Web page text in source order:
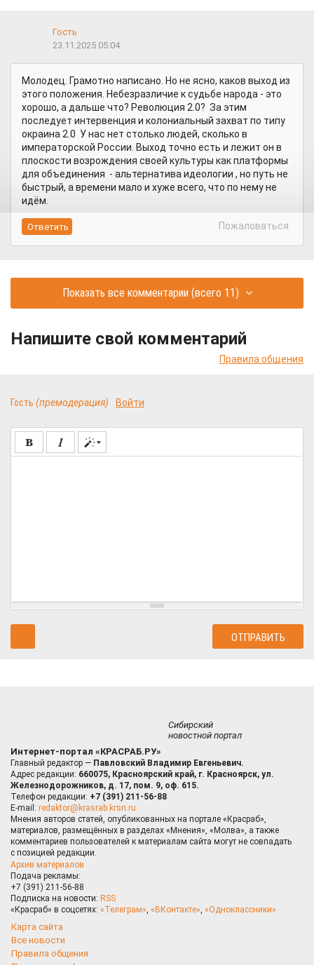
Гость
23.11.2025 05:04
Молодец. Грамотно написано. Но не ясно, каков выход из
этого положения. Небезразличие к судьбе народа - это
хорошо, а дальше что? Революция 2.0? За этим
последует интервенция и колониальный захват по типу
окраина 2.0 У нас нет столько людей, сколько в
императорской России. Выход точно есть и лежит он в
плоскости возрождения своей культуры как платформы
для объединения - альтернатива идеологии , но путь не
быстрый, а времени мало и хуже всего, что по нему не
идём.
Пожаловаться
Показать все комментарии(всего 11)
Напишите свой комментарий
Правила общения
Гость (премодерация) Войти
Сибирский
новостной портал
Интернет-портал «КРАСРАБ.РУ»
Главный редактор — Павловский Владимир Евгеньевич.
Адрес редакции: 660075, Красноярский край, г. Красноярск, ул.
Железнодорожников, д. 17, пом. 9, оф. 615.
Телефон редакции: +7 (391) 211-56-88
E-mail: redaktor@krasrab.krsn.ru
Мнения авторов статей, опубликованных на портале «Красраб»,
материалов, размещённых в разделах «Мнения», «Молва», а также
комментариев пользователей к материалам сайта могут не совпадать
с позицией редакции.
Архив материалов
Подача рекламы:
+7 (391) 211-56-88
Подписка на новости: RSS
«Красраб» в соцсетях: «Телеграм», «ВКонтакте», «Одноклассники»
Карта сайта
Все новости
Правила общения